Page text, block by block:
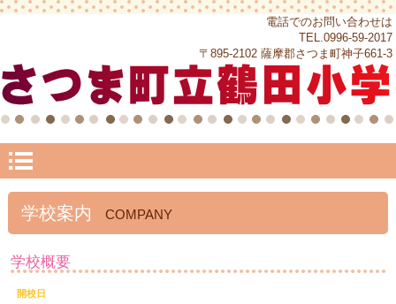
電話でのお問い合わせは
TEL.0996-59-2017
〒895-2102 薩摩郡さつま町神子661-3
学校案内 COMPANY
学校概要
開校日